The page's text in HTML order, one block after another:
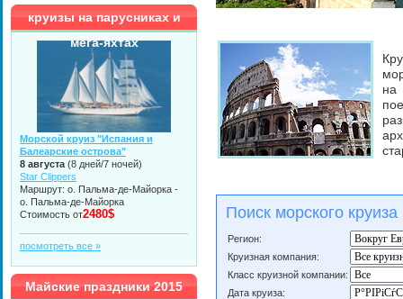
на
Поиск морского круиза
Регион:
Круизная компания:
Класс круизной компании:
Дата круиза:
круизы на парусниках и
мега-яхтах
Морской круиз "Испания и
Балеарские острова"
8 августа (8 дней/7 ночей)
Star Clippers
Маршрут: о. Пальма-де-Майорка -
о. Пальма-де-Майорка
Стоимость от2480$
посмотреть все »
Майские праздники 2015